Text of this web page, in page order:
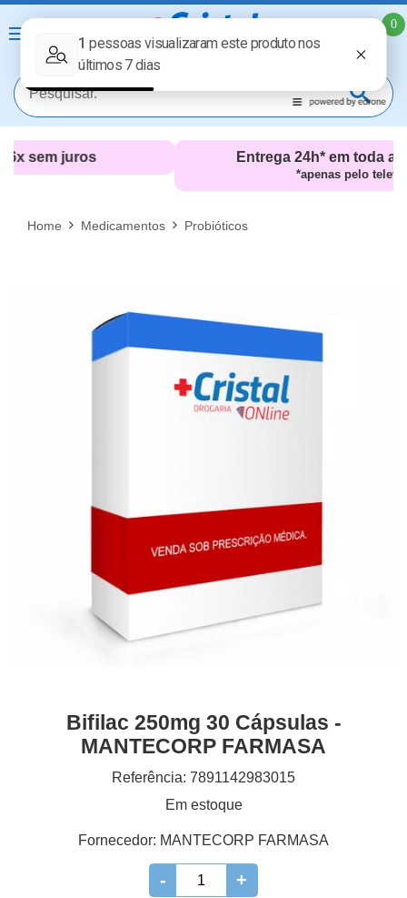
0
FECHAR [X]
Entrega 24h* em toda a Zona Sul (RJ)
*apenas pelo televendas
Home Medicamentos Probióticos
Bifilac 250mg 30 Cápsulas -
MANTECORP FARMASA
Referência: 7891142983015
Em estoque
Fornecedor: MANTECORP FARMASA
- +